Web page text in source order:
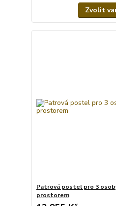
Zvolit
Patrová postel pro 3
prostorem